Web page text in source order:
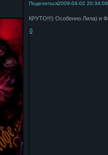
Поделиться2009-04-02 20:34:08
КРУТО!!!) Особенно Лила) и
0